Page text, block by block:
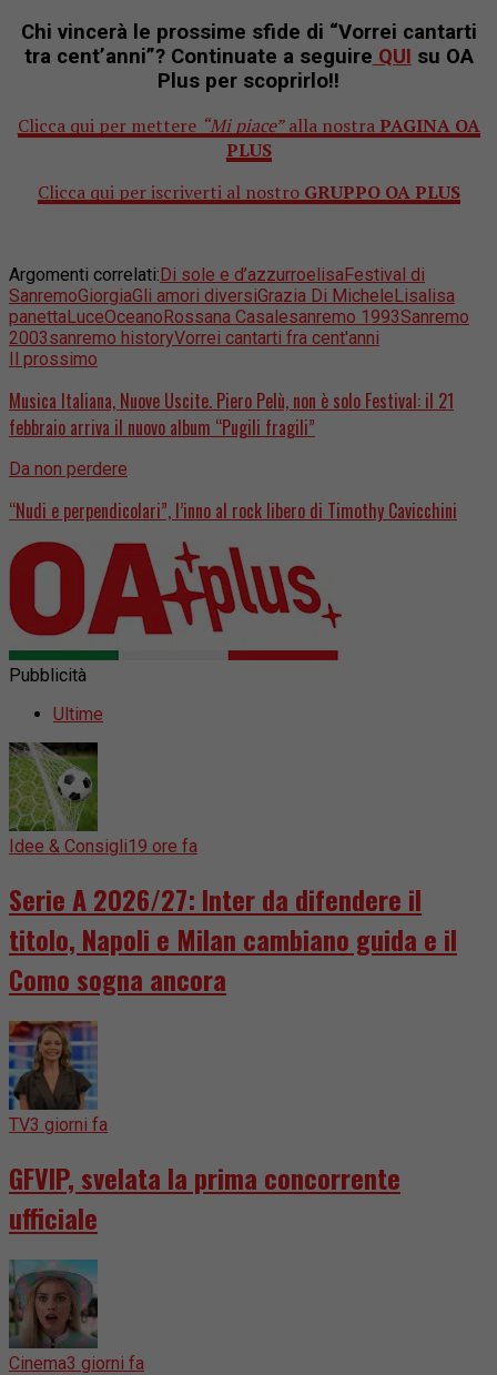
Chi vincerà le prossime sfide di “Vorrei cantarti
tra cent’anni”? Continuate a seguire QUI su OA
Plus per scoprirlo!!
Clicca qui per mettere “Mi piace”alla nostra PAGINA OA
PLUS
Clicca qui per iscriverti al nostro GRUPPO OA PLUS
Argomenti correlati: Di sole e d’azzurroelisaFestival di
SanremoGiorgiaGli amori diversiGrazia Di Michele Lisa lisa
panettaLuceOceano Rossana Casalesanremo 1993Sanremo
2003sanremo historyVorrei cantarti fra cent'anni
Il prossimo
Musica Italiana, Nuove Uscite. Piero Pelù, non è solo Festival: il 21
febbraio arriva il nuovo album “Pugili fragili”
Da non perdere
“Nudi e perpendicolari”, l’inno al rock libero di Timothy Cavicchini
Pubblicità
Ultime
Idee & Consigli19 ore fa
Serie A 2026/27: Inter da difendere il
titolo, Napoli e Milan cambiano guida e il
Como sogna ancora
TV3 giorni fa
GFVIP, svelata la prima concorrente
ufficiale
Cinema3 giorni fa